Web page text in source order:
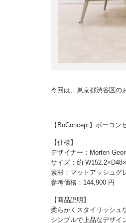
今回は、東京都渋谷区の
【BoConcept】ボーコ
【仕様】
デザイナー：Morten
サイズ：約
素材：マットアッシュグ
参考価格：144,900 円
【商品説明】
柔らかくスタイリッシュ
シンプルで上品なデザイ